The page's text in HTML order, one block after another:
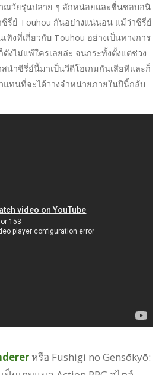
วัยรุ่นปลาย ๆ สักหน่อยและชื่นชอบอนิ
ซีรี่ย์ Touhou กันอย่างแน่นอน แม้ว่าซีรี่ย์
ทิงที่เกี่ยวกับ Touhou อย่างเป็นทางการ
งไม่แพ้ใครเลยล่ะ จนกระทั้งตั้งแต่ช่วง
นำซีรี่ย์นี้มาเป็นวีดีโอเกมกันเสียทีและก็
ทนที่จะได้วางจำหน่ายภายในปีนี้กลับ
หรือ Fushigi no Gensōkyō: